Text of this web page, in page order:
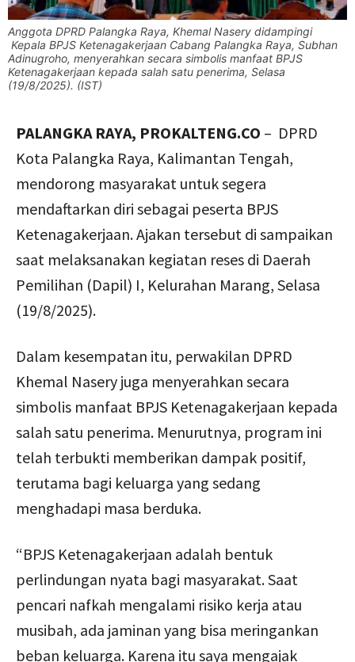
Anggota DPRD Palangka Raya, Khemal Nasery didampingi
Kepala BPJS Ketenagakerjaan Cabang Palangka Raya, Subhan
Adinugroho, menyerahkan secara simbolis manfaat BPJS
Ketenagakerjaan kepada salah satu penerima, Selasa
(19/8/2025). (IST)
PALANGKA RAYA, PROKALTENG.CO – DPRD
Kota Palangka Raya, Kalimantan Tengah,
mendorong masyarakat untuk segera
mendaftarkan diri sebagai peserta BPJS
Ketenagakerjaan. Ajakan tersebut di sampaikan
saat melaksanakan kegiatan reses di Daerah
Pemilihan (Dapil) I, Kelurahan Marang, Selasa
(19/8/2025).
Dalam kesempatan itu, perwakilan DPRD
Khemal Nasery juga menyerahkan secara
simbolis manfaat BPJS Ketenagakerjaan kepada
salah satu penerima. Menurutnya, program ini
telah terbukti memberikan dampak positif,
terutama bagi keluarga yang sedang
menghadapi masa berduka.
“BPJS Ketenagakerjaan adalah bentuk
perlindungan nyata bagi masyarakat. Saat
pencari nafkah mengalami risiko kerja atau
musibah, ada jaminan yang bisa meringankan
beban keluarga. Karena itu saya mengajak